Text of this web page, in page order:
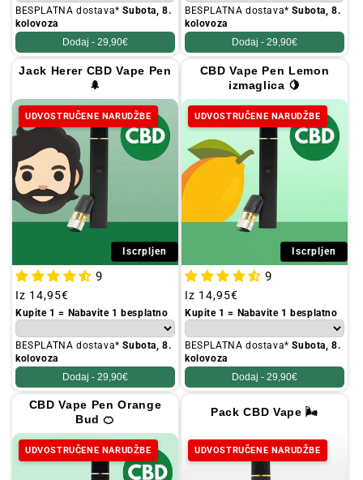
BESPLATNA dostava*Subota, 8.
kolovoza
Dodaj - 29,90€
BESPLATNA dostava*Subota, 8.
kolovoza
Dodaj - 29,90€
Jack Herer CBD Vape Pen
🌲
UDVOSTRUČENE NARUDŽBE
Iscrpljen
9
Redovna
cijena
Iz 14,95€
Kupite 1 = Nabavite 1 besplatno
BESPLATNA dostava*Subota, 8.
kolovoza
Dodaj - 29,90€
CBD Vape Pen Lemon
izmaglica 🍋
UDVOSTRUČENE NARUDŽBE
Iscrpljen
9
Redovna
cijena
Iz 14,95€
Kupite 1 = Nabavite 1 besplatno
BESPLATNA dostava*Subota, 8.
kolovoza
Dodaj - 29,90€
CBD Vape Pen Orange
Bud 🍊
UDVOSTRUČENE NARUDŽBE
Pack CBD Vape 🌬️
UDVOSTRUČENE NARUDŽBE